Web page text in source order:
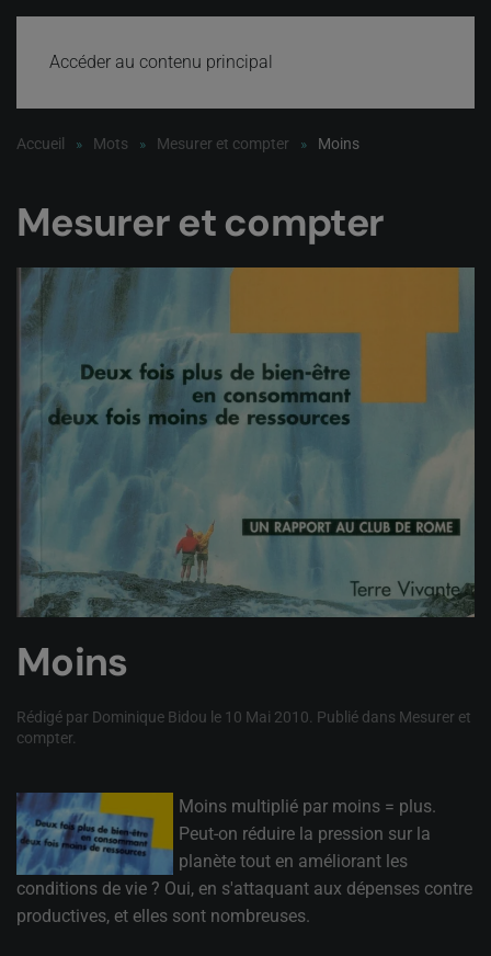
Accéder au contenu principal
Accueil Mots Mesurer et compter Moins
Mesurer et compter
Moins
Rédigé par Dominique Bidou le 10 Mai 2010. Publié dans Mesurer et
compter.
Moins multiplié par moins = plus.
Peut-on réduire la pression sur la
planète tout en améliorant les
conditions de vie ? Oui, en s'attaquant aux dépenses contre
productives, et elles sont nombreuses.